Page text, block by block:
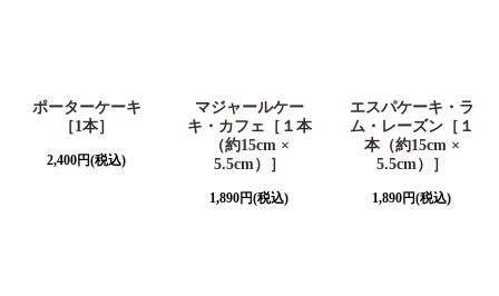
ポーターケーキ
［1本］
2,400円(税込)
マジャールケー
キ・カフェ［１本
（約15cm ×
5.5cm）］
1,890円(税込)
エスパケーキ・ラ
ム・レーズン［１
本（約15cm ×
5.5cm）］
1,890円(税込)